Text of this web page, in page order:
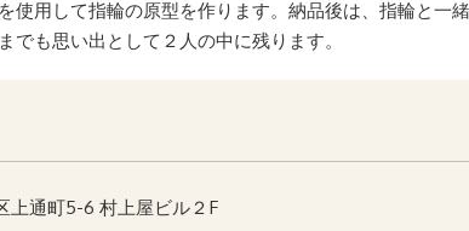
使用して指輪の原型を作ります。納品後は、指輪と一
も思い出として２人の中に残ります。
上通町5-6 村上屋ビル２F